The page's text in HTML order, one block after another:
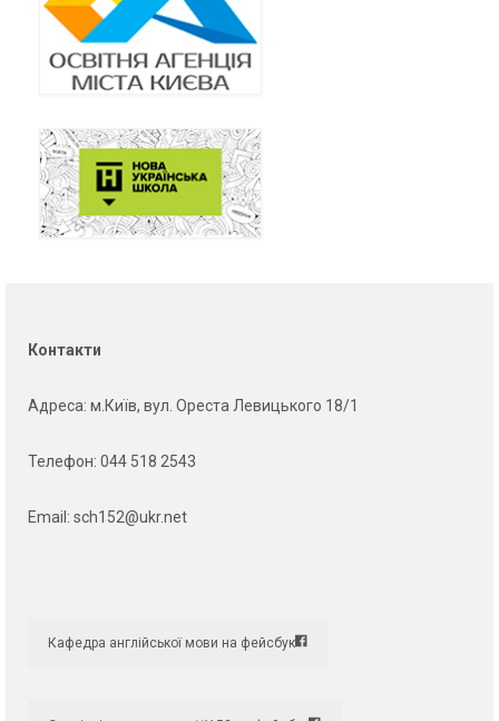
Контакти
Адреса: м.Київ, вул. Ореста Левицького 18/1
Телефон: 044 518 2543
Email: sch152@ukr.net
Кафедра англійської мови на фейсбук